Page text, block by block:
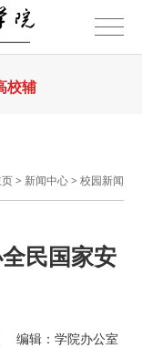
31
政绩
31
校辅
07-27
校教
07-25
师资
> 新闻中心> 校园新闻
民国家安
编辑： 学院办公室